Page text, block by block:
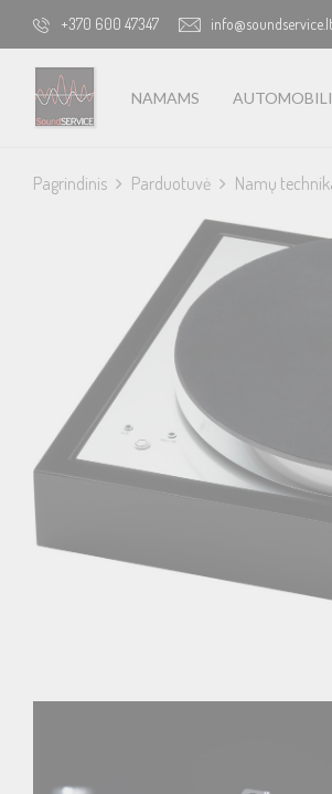
+370 600 47347 info@soundservice.lt
NAMAMS
Pagrindinis Parduotuvė Namų